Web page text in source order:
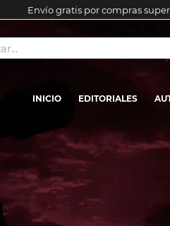
Envío gratis por compras
INICIO EDITORIALES